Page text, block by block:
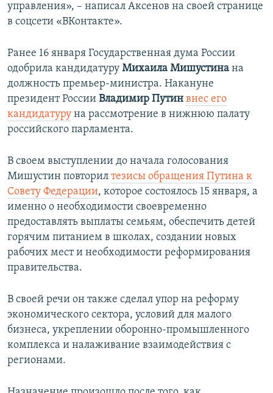
управления», – написал Аксенов на своей странице
в соцсети «ВКонтакте».
Ранее 16 января Государственная дума России
одобрила кандидатуру Михаила Мишустина на
должность премьер-министра. Накануне
президент России Владимир Путин внес его
кандидатуру на рассмотрение в нижнюю палату
российского парламента.
В своем выступлении до начала голосования
Мишустин повторил тезисы обращения Путина к
Совету Федерации, которое состоялось 15 января, а
именно о необходимости своевременно
предоставлять выплаты семьям, обеспечить детей
горячим питанием в школах, создании новых
рабочих мест и необходимости реформирования
правительства.
В своей речи он также сделал упор на реформу
экономического сектора, условий для малого
бизнеса, укреплении оборонно-промышленного
комплекса и налаживание взаимодействия с
регионами.